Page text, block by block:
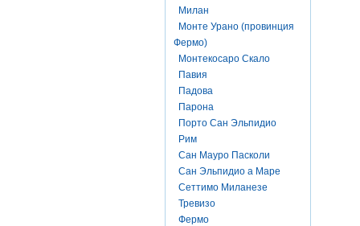
Милан
Монте Урано (провинция
Фермо)
Монтекосаро Скало
Павия
Падова
Парона
Порто Сан Эльпидио
Рим
Сан Мауро Пасколи
Сан Эльпидио а Маре
Сеттимо Миланезе
Тревизо
Фермо